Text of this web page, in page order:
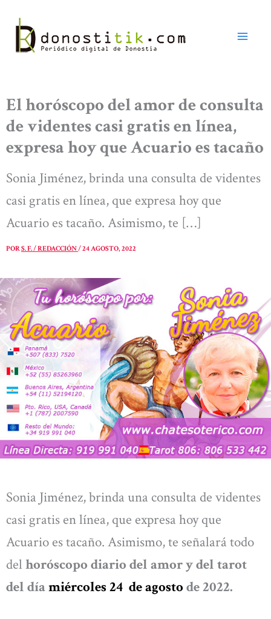
contenido
El horóscopo del amor de consulta
de videntes casi gratis en línea,
expresa hoy que Acuario es tacaño
Sonia Jiménez, brinda una consulta de videntes
casi gratis en línea, que expresa hoy que
Acuario es tacaño. Asimismo, te […]
PORS. F. / REDACCIÓN/24 AGOSTO, 2022
Sonia Jiménez, brinda una consulta de videntes
casi gratis en línea, que expresa hoy que
Acuario es tacaño. Asimismo, te señalará todo
del horóscopo diario del amor y del tarot
del díamiércoles 24 de agosto de 2022.